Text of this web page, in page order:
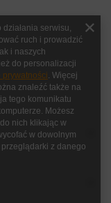
serwisu,
ruch i prowadzić
i naszych
do personalizacji
prywatności. Więcej
znaleźć także na
tego komunikatu
Możesz
nich klikając w
w dowolnym
z danego